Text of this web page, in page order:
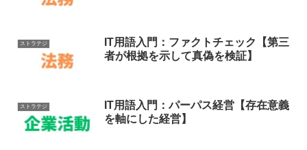
ストラテジ
IT用語入門：ファクトチェック【第三
者が根拠を示して真偽を検証】
ストラテジ
IT用語入門：パーパス経営【存在意義
を軸にした経営】